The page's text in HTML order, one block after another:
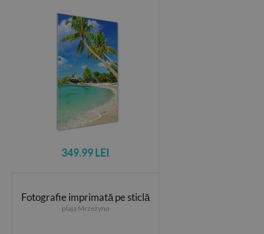
349.99 LEI
Fotografie imprimată pe sticlă
plaja Mrzeżyno